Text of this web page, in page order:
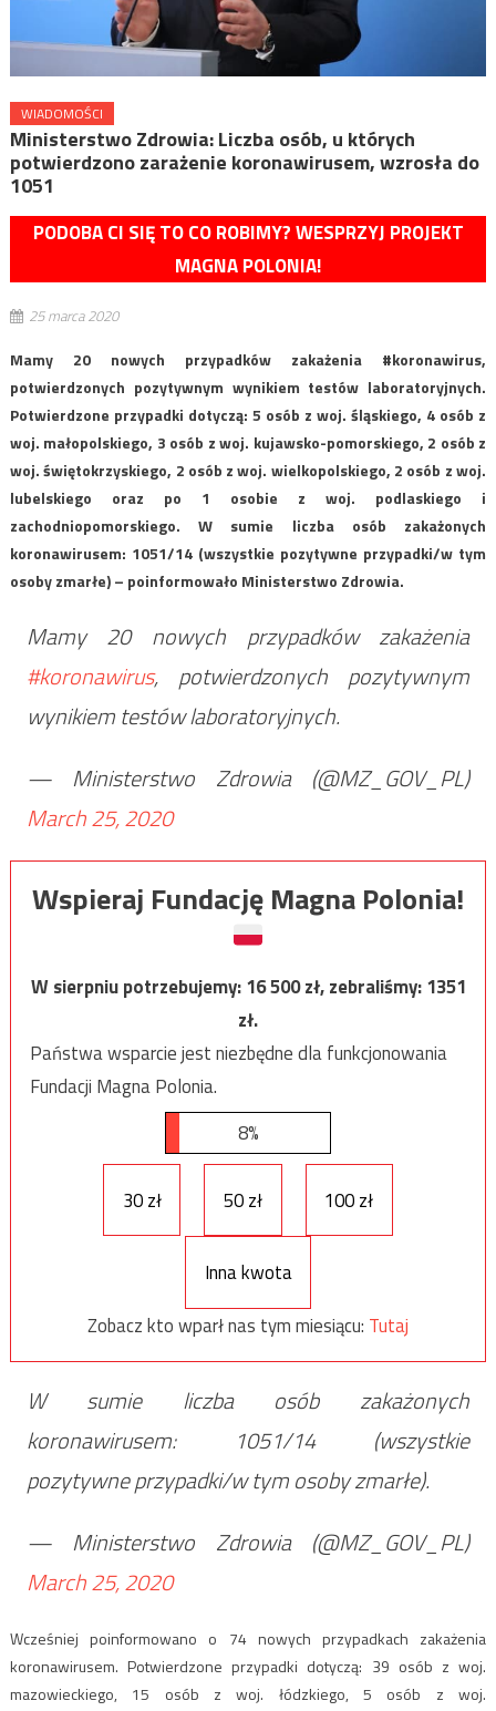
WIADOMOŚCI
Ministerstwo Zdrowia: Liczba osób, u których
potwierdzono zarażenie koronawirusem, wzrosła do
1051
PODOBA CI SIĘ TO CO ROBIMY? WESPRZYJ PROJEKT
MAGNA POLONIA!
25 marca 2020
Mamy 20 nowych przypadków zakażenia #koronawirus,
potwierdzonych pozytywnym wynikiem testów laboratoryjnych.
Potwierdzone przypadki dotyczą: 5 osób z woj. śląskiego, 4 osób z
woj. małopolskiego, 3 osób z woj. kujawsko-pomorskiego, 2 osób z
woj. świętokrzyskiego, 2 osób z woj. wielkopolskiego, 2 osób z woj.
lubelskiego oraz po 1 osobie z woj. podlaskiego i
zachodniopomorskiego. W sumie liczba osób zakażonych
koronawirusem: 1051/14 (wszystkie pozytywne przypadki/w tym
osoby zmarłe) – poinformowało Ministerstwo Zdrowia.
Mamy 20 nowych przypadków zakażenia
#koronawirus, potwierdzonych pozytywnym
wynikiem testów laboratoryjnych.
— Ministerstwo Zdrowia (@MZ_GOV_PL)
March 25, 2020
Wspieraj Fundację Magna Polonia!
W sierpniu potrzebujemy:16 500zł, zebraliśmy:1351
zł.
Państwa wsparcie jest niezbędne dla funkcjonowania
Fundacji Magna Polonia.
8%
30 zł 50 zł 100 zł
Inna kwota
Zobacz kto wparł nas tym miesiącu: Tutaj
W sumie liczba osób zakażonych
koronawirusem: 1051/14 (wszystkie
pozytywne przypadki/w tym osoby zmarłe).
— Ministerstwo Zdrowia (@MZ_GOV_PL)
March 25, 2020
Wcześniej poinformowano o 74 nowych przypadkach zakażenia
koronawirusem. Potwierdzone przypadki dotyczą: 39 osób z woj.
mazowieckiego, 15 osób z woj. łódzkiego, 5 osób z woj.